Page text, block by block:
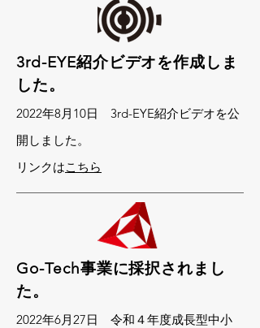
3rd-EYE紹介ビデオを作成しま
した。
2022年8月10日 3rd-EYE紹介ビデオを公
開しました。
​リンクはこちら
Go-Tech事業に採択されまし
た。
2022年6月27日 令和４年度成長型中小